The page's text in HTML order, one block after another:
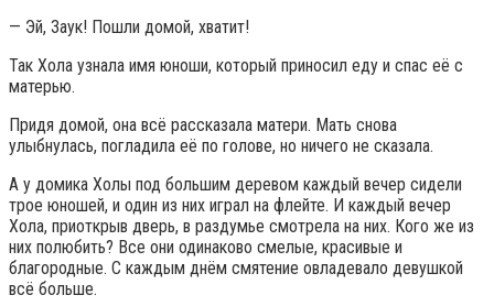
— Эй, Заук! Пошли домой, хватит!
Так Хола узнала имя юноши, который приносил еду и спас её с
матерью.
Придя домой, она всё рассказала матери. Мать снова
улыбнулась, погладила её по голове, но ничего не сказала.
А у домика Холы под большим деревом каждый вечер сидели
трое юношей, и один из них играл на флейте. И каждый вечер
Хола, приоткрыв дверь, в раздумье смотрела на них. Кого же из
них полюбить? Все они одинаково смелые, красивые и
благородные. С каждым днём смятение овладевало девушкой
всё больше.